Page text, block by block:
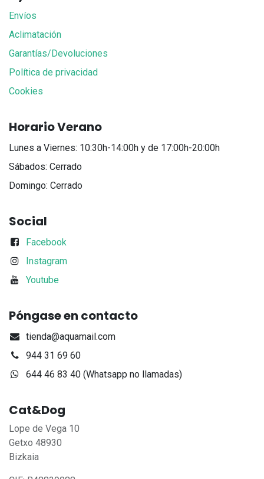
Envíos
Aclimatación
Garantías/Devoluciones
Política de privacidad
Cookies
Horario Verano
Lunes a Viernes: 10:30h-14:00h y de 17:00h-20:00h
Sábados: Cerrado
Domingo: Cerrado
Social
Facebook
Instagram
Youtube
Póngase en contacto
tienda@aquamail.com
944 31 69 60
644 46 83 40 (Whatsapp no llamadas)
Cat&Dog
Lope de Vega 10
Getxo 48930
Bizkaia